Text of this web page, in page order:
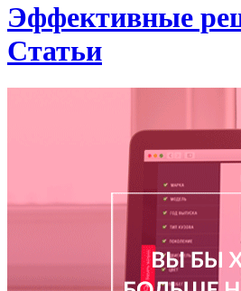
Эффективные
Статьи